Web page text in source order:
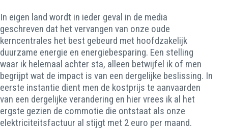
In eigen land wordt in ieder geval in de media
geschreven dat het vervangen van onze oude
kerncentrales het best gebeurd met hoofdzakelijk
duurzame energie en energiebesparing. Een stelling
waar ik helemaal achter sta, alleen betwijfel ik of men
begrijpt wat de impact is van een dergelijke beslissing. In
eerste instantie dient men de kostprijs te aanvaarden
van een dergelijke verandering en hier vrees ik al het
ergste gezien de commotie die ontstaat als onze
elektriciteitsfactuur al stijgt met 2 euro per maand.